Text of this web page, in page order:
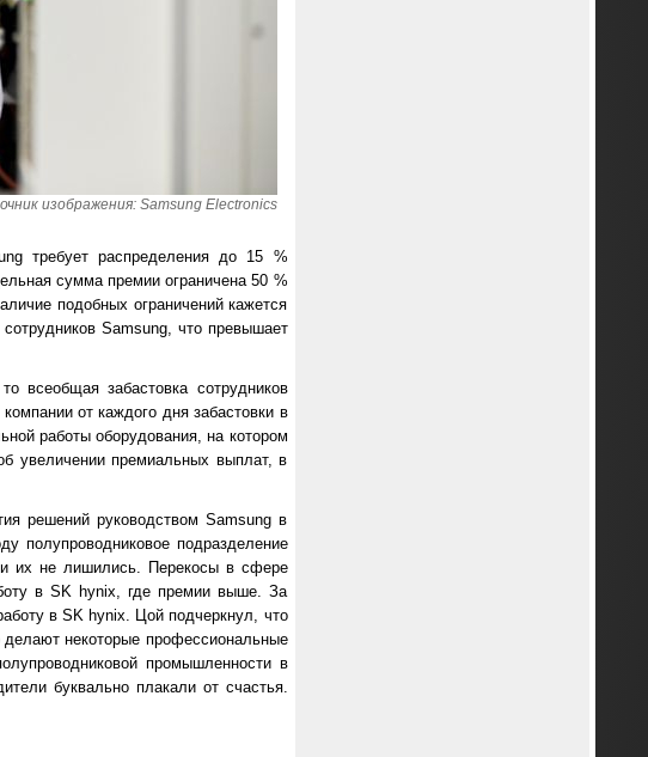
изображения: Samsung Electronics
требует распределения до 15 %
сумма премии ограничена 50 %
подобных ограничений кажется
Samsung, что превышает
всеобщая забастовка сотрудников
от каждого дня забастовки в
работы оборудования, на котором
увеличении премиальных выплат, в
решений руководством Samsung в
полупроводниковое подразделение
их не лишились. Перекосы в сфере
в SK hynix, где премии выше. За
в SK hynix. Цой подчеркнул, что
некоторые профессиональные
промышленности в
буквально плакали от счастья.